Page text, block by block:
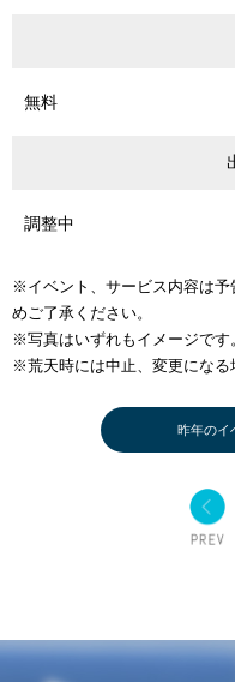
無料
調整中
※イベント、サービス内容は
めご了承ください。
※写真はいずれもイメージです
※荒天時には中止、変更になる
昨年のイ